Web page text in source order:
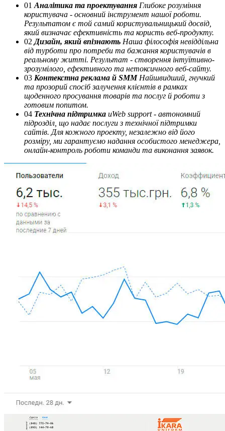
01 Аналітика та проектування Глибоке розуміння
користувача - основний інструмент нашої роботи.
Результатом є той самий користувальницький досвід,
який визначає ефективність та користь веб-продукту.
02 Дизайн, який впізнають Наша філософія невіддільна
від турботи про потреби та бажання користувачів в
реальному житті. Результат - створення інтуїтивно-
зрозумілого, ефективного та нетоксичного веб-сайту.
03 Контекстна реклама й SMMНайшвидший, гнучкий
та прозорий спосіб залучення клієнтів в рамках
щоденного просування товарів та послуг й роботи з
готовим попитом.
04 Технічна підтримка uWeb support - автономний
підрозділ, що надає послуги з технічної підтримки
сайтів. Для кожного проекту, незалежно від його
розміру, ми гарантуємо надання особистого менеджера,
онлайн-контроль роботи команди та виконання заявок.